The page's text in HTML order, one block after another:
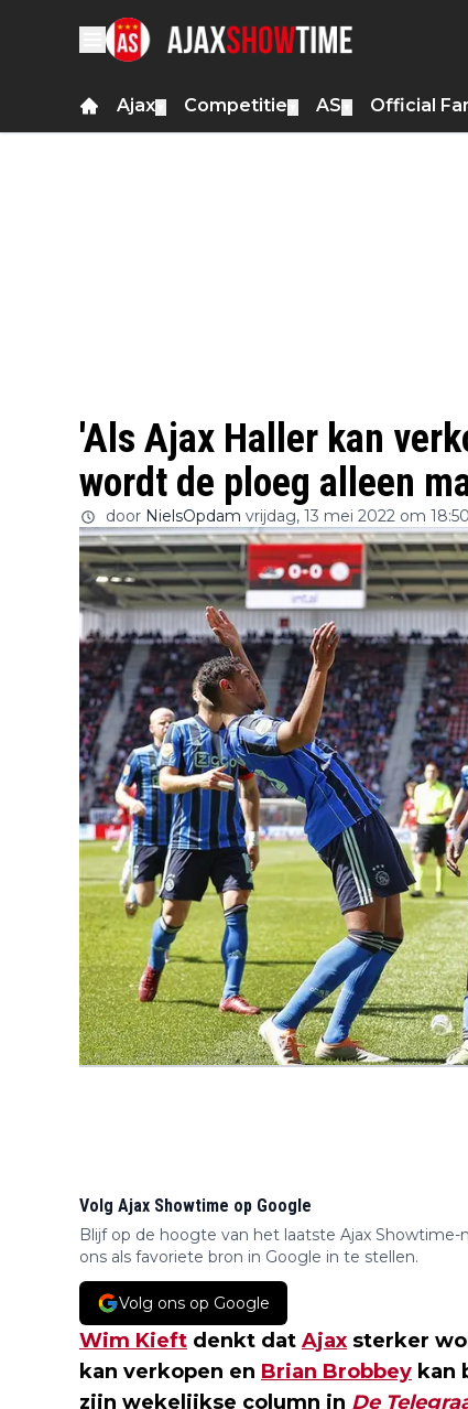
Ajax Competitie AS Official
'Als Ajax Haller kan
wordt de ploeg alleen
door NielsOpdam vrijdag, 13 mei 2022 om 18:50
Volg Ajax Showtime op Google
Blijf op de hoogte van het laatste Ajax Showtime-
ons als favoriete bron in Google in te stellen.
Volg ons op Google
Wim Kieft denkt dat Ajax sterker
kan verkopen en Brian Brobbey kan
zijn wekelijkse column in De